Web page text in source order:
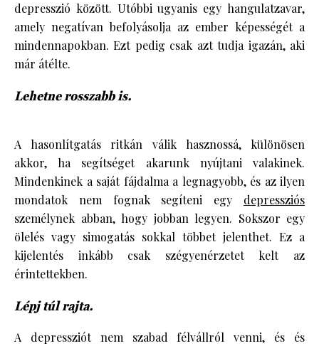
depresszió között. Utóbbi ugyanis egy hangulatzavar,
amely negatívan befolyásolja az ember képességét a
mindennapokban. Ezt pedig csak azt tudja igazán, aki
már átélte.
Lehetne rosszabb is.
A hasonlítgatás ritkán válik hasznossá, különösen
akkor, ha segítséget akarunk nyújtani valakinek.
Mindenkinek a saját fájdalma a legnagyobb, és az ilyen
mondatok nem fognak segíteni egy depressziós
személynek abban, hogy jobban legyen. Sokszor egy
ölelés vagy simogatás sokkal többet jelenthet. Ez a
kijelentés inkább csak szégyenérzetet kelt az
érintettekben.
Lépj túl rajta.
A depressziót nem szabad félvállról venni, és és